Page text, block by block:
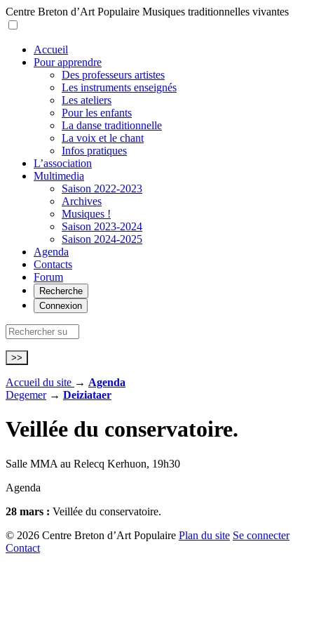
Centre Breton d’Art Populaire Musiques traditionnelles vivantes
Accueil
Pour apprendre
Des professeurs artistes
Les instruments enseignés
Les ateliers
Pour les enfants
La danse traditionnelle
La voix et le chant
Infos pratiques
L’association
Multimedia
Saison 2022-2023
Archives
Musiques !
Saison 2023-2024
Saison 2024-2025
Agenda
Contacts
Forum
Recherche
Connexion
Accueil du site → Agenda
Degemer → Deiziataer
Veillée du conservatoire.
Salle MMA au Relecq Kerhuon, 19h30
Agenda
28 mars : Veillée du conservatoire.
© 2026 Centre Breton d’Art Populaire Plan du site Se connecter
Contact